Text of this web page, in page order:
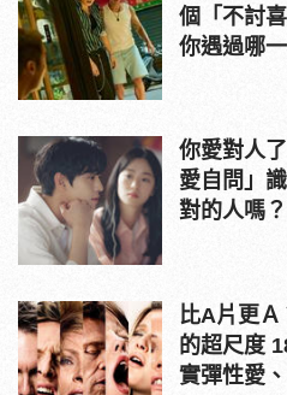
個「不討
你遇過哪
你愛對人
愛自問」
對的人嗎？
比A片更Ａ
的超尺度
實彈性愛